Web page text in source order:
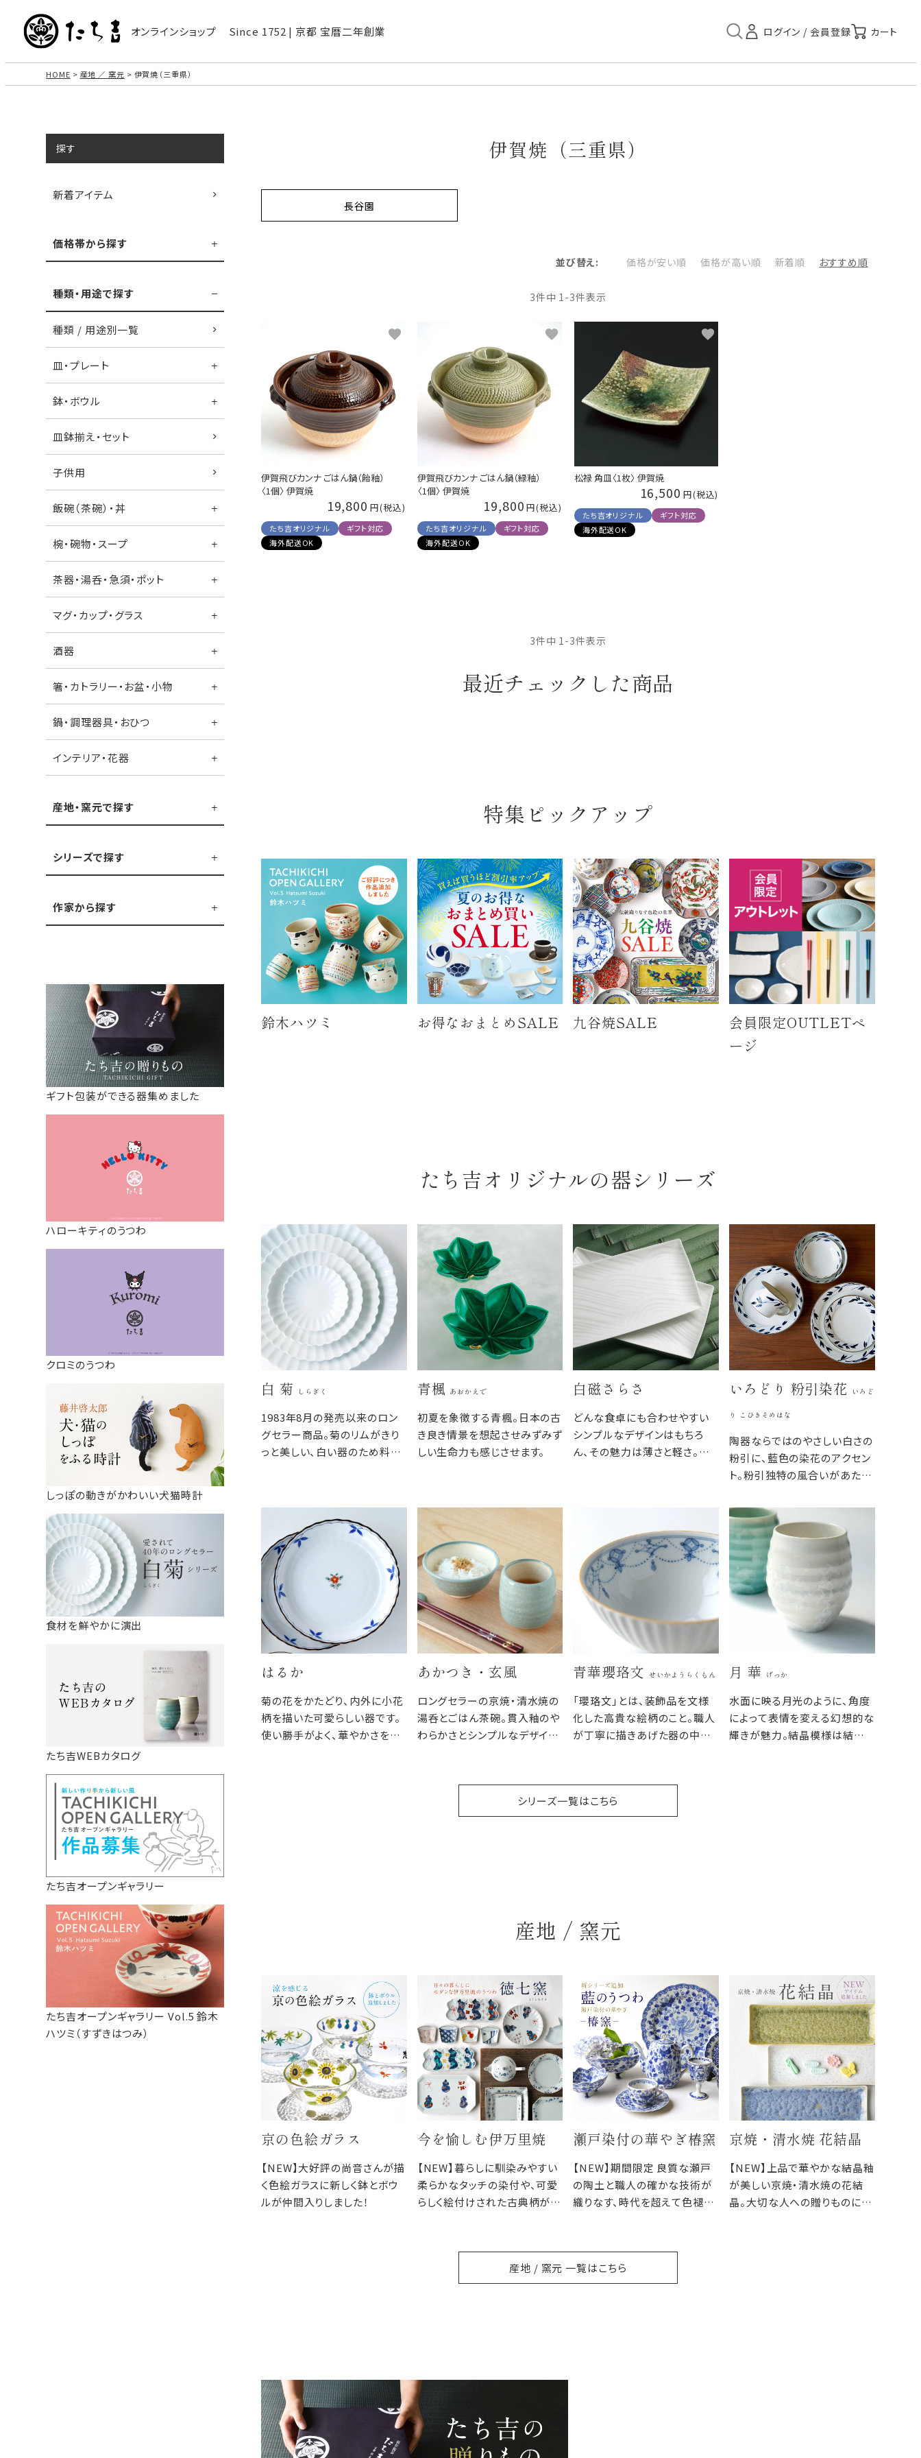
オンラインショップ Since 1752 | 京都 宝暦二年創業
HOME 産地 ／ 窯元 伊賀焼（三重県）
探す
新着アイテム
価格帯から探す
種類・用途で探す
種類 / 用途別一覧
皿・プレート
鉢・ボウル
皿鉢揃え・セット
子供用
飯碗（茶碗）・丼
椀・碗物・スープ
茶器・湯呑・急須・ポット
マグ・カップ・グラス
酒器
箸・カトラリー・お盆・小物
鍋・調理器具・おひつ
インテリア・花器
産地・窯元で探す
シリーズで探す
作家から探す
ギフト包装ができる器集めました
ハローキティのうつわ
クロミのうつわ
しっぽの動きがかわいい犬猫時計
食材を鮮やかに演出
たち吉WEBカタログ
たち吉オープンギャラリー
たち吉オープンギャラリー Vol.5 鈴木
ハツミ（すずきはつみ）
伊賀焼（三重県）
長谷園
並び替え 価格が安い順 価格が高い順 新着順 おすすめ順
3件中 1-3件表示
伊賀飛びカンナ ごはん鍋（飴釉）
〈1個〉 伊賀焼
19,800
たち吉オリジナル
ギフト対応
海外配送OK
伊賀飛びカンナ ごはん鍋（緑釉）
〈1個〉 伊賀焼
19,800
たち吉オリジナル
ギフト対応
海外配送OK
松禄 角皿〈1枚〉 伊賀焼
16,500
たち吉オリジナル
ギフト対応
海外配送OK
3件中 1 -3件表示
最近チェックした商品
特集ピックアップ
鈴木ハツミ お得なおまとめSALE 九谷焼SALE
会員限定OUTLETペ
ージ
たち吉オリジナルの器シリーズ
白 菊 しらぎく
1983年8月の発売以来のロン
グセラー商品。菊のリムがきり
っと美しい、白い器のため料理
器棚に収まります。
青楓 あおかえで
初夏を象徴する青楓。日本の古
き良き情景を想起させみずみず
しい生命力も感じさせます。
白磁さらさ
どんな食卓にも合わせやすい
シンプルなデザインはもちろ
ん、その魅力は薄さと軽さ。重
いろどり 粉引染花 いろど
り こひきそめはな
陶器ならではのやさしい白さの
粉引に、藍色の染花のアクセン
ト。粉引独特の風合いがあたた
と染花の藍色が食卓を明るくし
ます。
はるか
菊の花をかたどり、内外に小花
柄を描いた可愛らしい器です。
使い勝手がよく、華やかさを持
あかつき・玄風
ロングセラーの京焼・清水焼の
湯呑とごはん茶碗。貫入釉のや
わらかさとシンプルなデザイン
楽しむのもおすすめです。
青華瓔珞文 せいかようらくもん
「瓔珞文」とは、装飾品を文様
化した高貴な絵柄のこと。職人
が丁寧に描きあげた器の中の
ます。
月 華 げっか
水面に映る月光のように、角度
によって表情を変える幻想的な
輝きが魅力。結晶模様は結晶
シリーズ一覧はこちら
産地 / 窯元
京の色絵ガラス
【NEW】大好評の尚音さんが描
く色絵ガラスに新しく鉢とボウ
ルが仲間入りしました！
今を愉しむ伊万里焼
【NEW】暮らしに馴染みやすい
柔らかなタッチの染付や、可愛
らしく絵付けされた古典柄が魅
瀬戸染付の華やぎ椿窯
【NEW】期間限定 良質な瀬戸
の陶土と職人の確かな技術が
織りなす、時代を超えて色褪せ
京焼・清水焼 花結晶
【NEW】上品で華やかな結晶釉
が美しい京焼・清水焼の花結
晶。大切な人への贈りものにど
産地 / 窯元 一覧はこちら